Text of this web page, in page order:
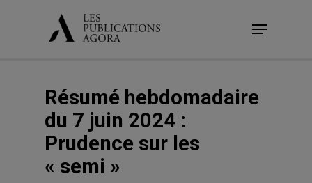
Menu
Résumé hebdomadaire
du 7 juin 2024 :
Prudence sur les
« semi »